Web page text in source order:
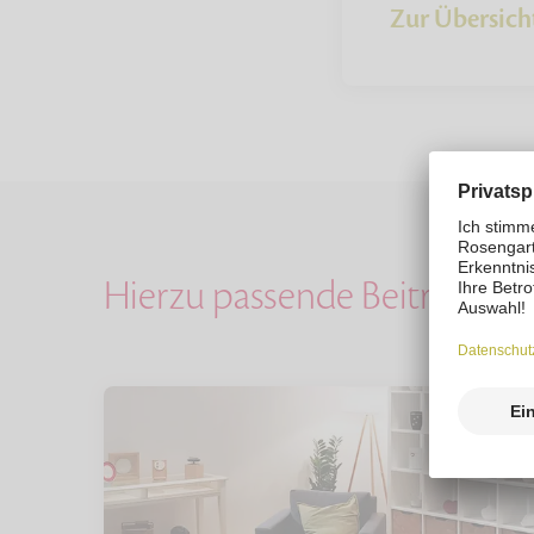
Zur
Hierzu passende Beiträge